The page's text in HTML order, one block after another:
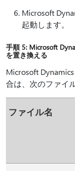
Microsoft
起動します。
手順 5: Microsoft
を置き換える
Microsoft
合は、次のファイ
ファイル名